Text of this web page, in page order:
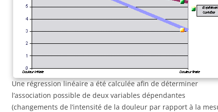
Une régression linéaire a été calculée afin de déterminer
l’association possible de deux variables dépendantes
(changements de l’intensité de la douleur par rapport à la